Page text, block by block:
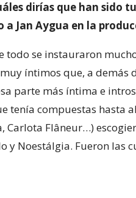
dirías que han sido
Jan Aygua en la
todo se instauraron
íntimos que, a
parte más íntima e
tenía compuestas hasta
Carlota Flâneur…)
y Noestálgia. Fueron las